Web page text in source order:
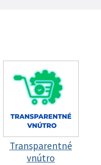
Transparentné
vnútro